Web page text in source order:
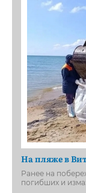
На пляже в
Ранее на
погибших и